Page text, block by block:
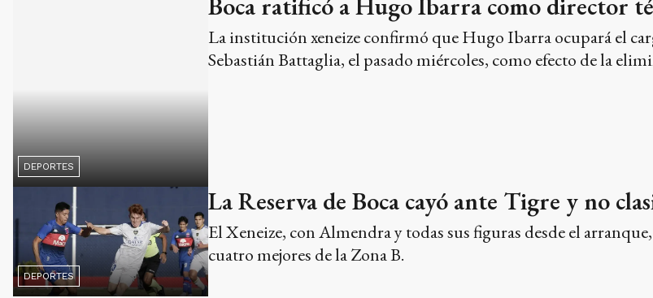
La Reserva de Boca cayó ante Tigre y no
Anterior 3 ...